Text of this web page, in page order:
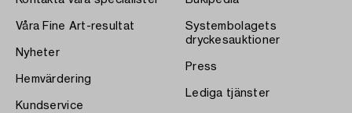
Våra Fine Art-resultat
Nyheter
Hemvärdering
Kundservice
Systembolagets
dryckesauktioner
Press
Lediga tjänster